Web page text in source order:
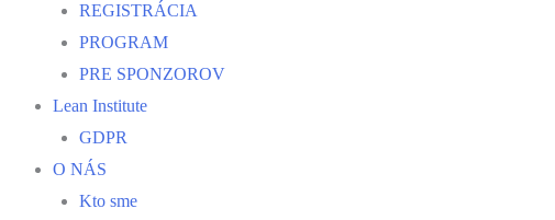
REGISTRÁCIA
PROGRAM
PRE SPONZOROV
Lean Institute
GDPR
O NÁS
Kto sme